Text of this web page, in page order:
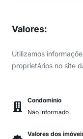
Valores:
Utilizamos
proprietários no site
Condomínio
Não informado
Valores dos